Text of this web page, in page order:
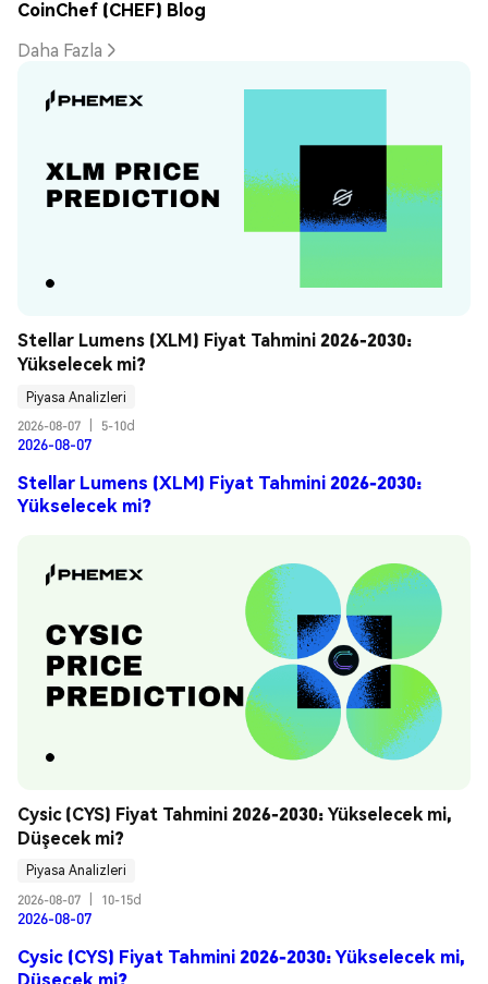
CoinChef (CHEF) Blog
Daha Fazla
Stellar Lumens (XLM) Fiyat Tahmini 2026-2030:
Yükselecek mi?
Piyasa Analizleri
2026-08-07
5-10d
2026-08-07
Stellar Lumens (XLM) Fiyat Tahmini 2026-2030:
Yükselecek mi?
Cysic (CYS) Fiyat Tahmini 2026-2030: Yükselecek mi,
Düşecek mi?
Piyasa Analizleri
2026-08-07
10-15d
2026-08-07
Cysic (CYS) Fiyat Tahmini 2026-2030: Yükselecek mi,
Düşecek mi?